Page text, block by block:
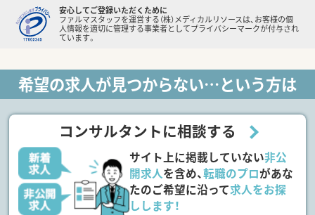
安心してご登録いただくために
ファルマスタッフを運営する（株）メディカルリソースは、お客様の個
人情報を適切に管理する事業者としてプライバシーマークが付与され
ています。
希望の求人が見つからない…という方は
コンサルタントに相談する
サイト上に掲載していない非公
開求人を含め、転職のプロがあな
たのご希望に沿って求人をお探
しします！